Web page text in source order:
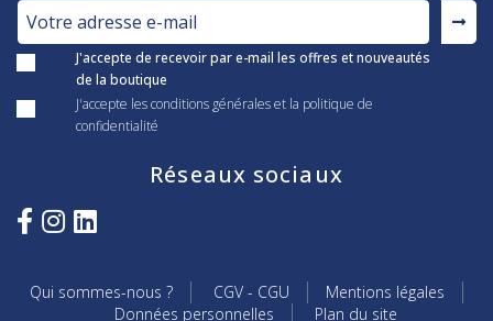
J'accepte de recevoir par e-mail les offres et nouveautés
de la boutique
J'accepte les conditions générales et la politique de
confidentialité
Réseaux sociaux
Qui sommes-nous ? CGV - CGU
Mentions légales
Données personnelles
Plan du site